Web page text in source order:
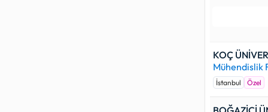
Devlet
yüksek
GAZİ
üniversite
KOÇ
Mühendislik
İstanbul Özel